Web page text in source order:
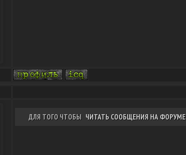
ДЛЯ ТОГО ЧТОБЫ ЧИТАТЬ СООБЩЕНИЯ НА ФОРУМЕ